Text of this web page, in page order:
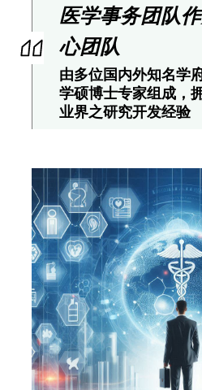
医学事务团队
心团队
由多位国内外知名学
学硕博士专家组成，
业界之研究开发经验